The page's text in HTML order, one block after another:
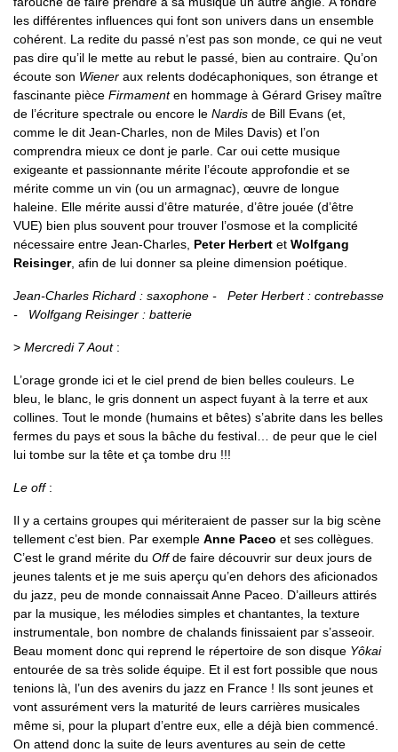
les différentes influences qui font son univers dans un ensemble
cohérent. La redite du passé n’est pas son monde, ce qui ne veut
pas dire qu’il le mette au rebut le passé, bien au contraire. Qu’on
écoute son Wiener aux relents dodécaphoniques, son étrange et
fascinante pièce Firmamenten hommage à Gérard Grisey maître
de l’écriture spectrale ou encore le Nardis de Bill Evans (et,
comme le dit Jean-Charles, non de Miles Davis) et l’on
comprendra mieux ce dont je parle. Car oui cette musique
exigeante et passionnante mérite l’écoute approfondie et se
mérite comme un vin (ou un armagnac), œuvre de longue
haleine. Elle mérite aussi d’être maturée, d’être jouée (d’être
VUE) bien plus souvent pour trouver l’osmose et la complicité
nécessaire entre Jean-Charles, Peter Herbert et Wolfgang
Reisinger, afin de lui donner sa pleine dimension poétique.
Jean-Charles Richard : saxophone - Peter Herbert : contrebasse
- Wolfgang Reisinger : batterie
> Mercredi 7 Aout:
L’orage gronde ici et le ciel prend de bien belles couleurs. Le
bleu, le blanc, le gris donnent un aspect fuyant à la terre et aux
collines. Tout le monde (humains et bêtes) s’abrite dans les belles
fermes du pays et sous la bâche du festival… de peur que le ciel
lui tombe sur la tête et ça tombe dru !!!
Le off:
Il y a certains groupes qui mériteraient de passer sur la big scène
tellement c’est bien. Par exemple Anne Paceo et ses collègues.
C’est le grand mérite du Offde faire découvrir sur deux jours de
jeunes talents et je me suis aperçu qu’en dehors des aficionados
du jazz, peu de monde connaissait Anne Paceo. D’ailleurs attirés
par la musique, les mélodies simples et chantantes, la texture
instrumentale, bon nombre de chalands finissaient par s’asseoir.
Beau moment donc qui reprend le répertoire de son disque Yôkai
entourée de sa très solide équipe. Et il est fort possible que nous
tenions là, l’un des avenirs du jazz en France ! Ils sont jeunes et
vont assurément vers la maturité de leurs carrières musicales
même si, pour la plupart d’entre eux, elle a déjà bien commencé.
On attend donc la suite de leurs aventures au sein de cette